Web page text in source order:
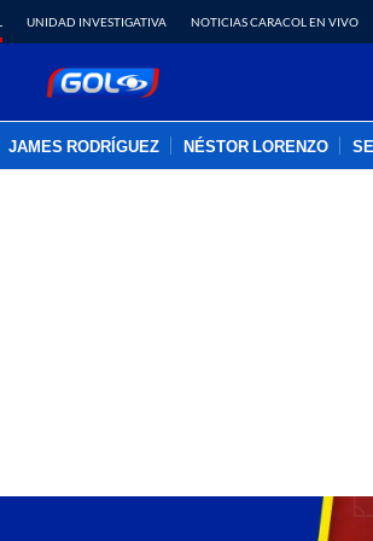
UNIDAD INVESTIGATIVA NOTICIAS CARACOL EN VIVO
JAMES RODRÍGUEZ NÉSTOR LORENZO